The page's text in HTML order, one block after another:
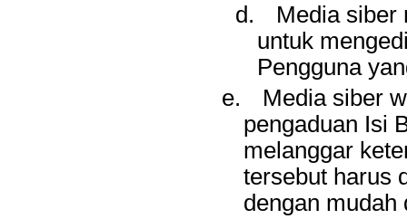
d.
Media siber
untuk
Pengguna
e.
Media siber
pengaduan Isi
melanggar
tersebut harus
dengan mudah